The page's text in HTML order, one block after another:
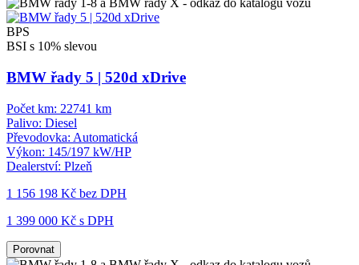
BPS
BSI s 10% slevou
BMW řady 5 | 520d xDrive
Počet km: 22741 km
Palivo: Diesel
Převodovka: Automatická
Výkon: 145/197 kW/HP
Dealerství: Plzeň
1 156 198 Kč bez DPH
1 399 000 Kč s DPH
Porovnat